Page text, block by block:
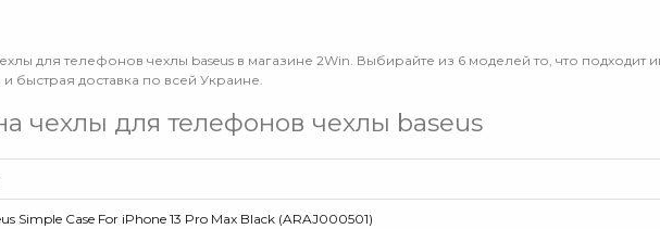
для телефонов чехлы baseus в магазине 2Win. Выбирайте из 6 моделей то, что
и быстрая доставка по всей Украине.
чехлы для телефонов чехлы baseus
Simple Case For iPhone 13 Pro Max Black (ARAJ000501)